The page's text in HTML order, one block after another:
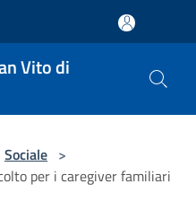
Vito di
Sociale >
per i caregiver familiari